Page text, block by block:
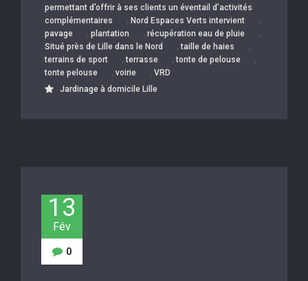
permettant d’offrir à ses clients un éventail d’activités
complémentaires
, Nord Espaces Verts intervient ,
pavage , plantation , récupération eau de pluie ,
Situé près de Lille dans le Nord ,taille de haies ,
terrains de sport ,terrasse ,tonte de pelouse ,
tonte pelouse , voirie , VRD
Jardinage à domicile Lille
13
Fév
0